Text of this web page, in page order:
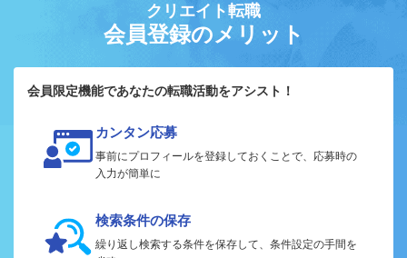
クリエイト転職
会員登録のメリット
会員限定機能であなたの転職活動をアシスト！
カンタン応募
事前にプロフィールを登録しておくことで、応募時の
入力が簡単に
検索条件の保存
繰り返し検索する条件を保存して、条件設定の手間を